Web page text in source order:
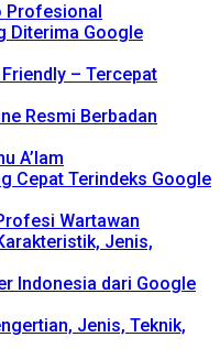
Profesional
Diterima Google
– Tercepat
Resmi Berbadan
A’lam
Cepat Terindeks Google
Wartawan
Jenis,
Indonesia dari Google
Jenis, Teknik,